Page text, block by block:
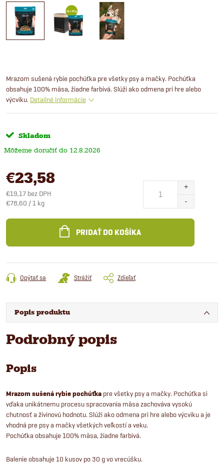
Mrazom sušená rybie pochúťka pre všetky psy a mačky. Pochúťka
obsahuje 100% mäsa, žiadne farbivá. Slúži ako odmena pri hre alebo
výcviku. Detailné informácie
Skladom
12.8.2026
€23,58
€19,17 bez DPH
Jednotková
€78,60 / 1 kg
PRIDAŤ DO KOŠÍKA
Opýtať sa Strážiť Zdieľať
Popis produktu
Podrobný popis
Popis
Mrazom sušená rybie pochúťka pre všetky psy a mačky. Pochúťka si
vďaka unikátnemu procesu spracovania mäsa zachováva vysokú
chutnosť a živinovú hodnotu. Slúži ako odmena pri hre alebo výcviku a je
vhodná pre psy a mačky všetkých veľkostí a veku.
Pochúťka obsahuje 100% mäsa, žiadne farbivá.
Balenie obsahuje 10 kusov po 30 g vo vrecúšku.